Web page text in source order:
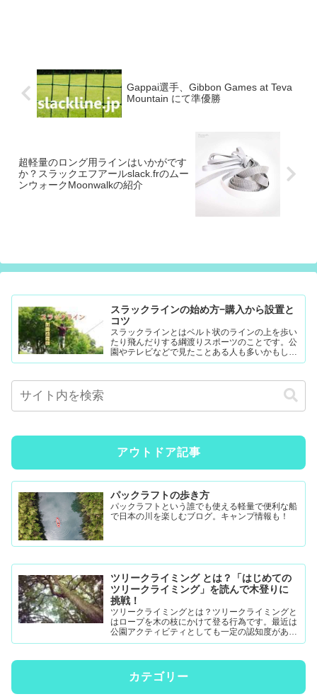
Gappai選手、Gibbon Games at Teva
Mountain にて準優勝
超軽量のロング用ラインはいかがです
か？スラックエフアールslack.frのムー
ンウォークMoonwalkの紹介
スラックラインの始め方−購入から設置と
コツ
スラックラインとはベルト状のラインの上を歩い
たり飛んだりする綱渡りスポーツのことです。公
園やテレビなどで見たことある人も多いかもしれ
ません。難易度調整が簡単なので幼児から大人ま
アウトドア記事
パックラフトの歩き方
パックラフトという誰でも使える軽量で便利な船
で日本の川を楽しむブログ。キャンプ情報も！
ツリークライミング とは？「はじめての
ツリークライミング」を読んで木登りに
挑戦！
ツリークライミングとは？ツリークライミングと
はロープを木の枝にかけて登る行為です。最近は
公園アクティビティとしても一定の認知度がある
模様。DRTダブルドロープテクニック(MRS-ム...
カテゴリー